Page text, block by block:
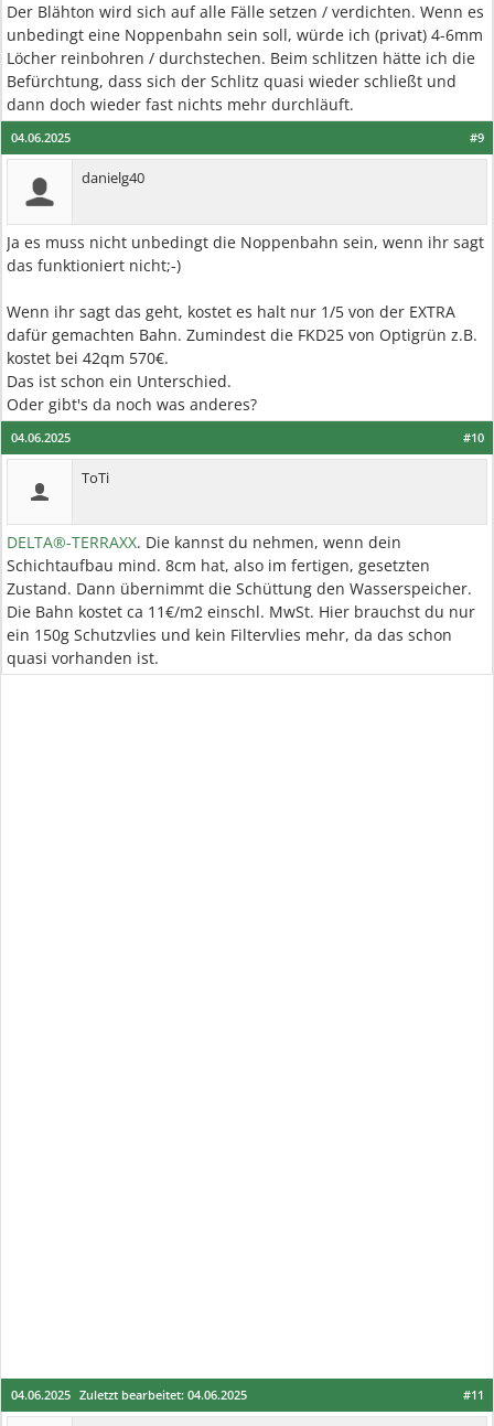
Der Blähton wird sich auf alle Fälle setzen / verdichten. Wenn es
unbedingt eine Noppenbahn sein soll, würde ich (privat) 4-6mm
Löcher reinbohren / durchstechen. Beim schlitzen hätte ich die
Befürchtung, dass sich der Schlitz quasi wieder schließt und
dann doch wieder fast nichts mehr durchläuft.
#9
04.06.2025
danielg40
Ja es muss nicht unbedingt die Noppenbahn sein, wenn ihr sagt
das funktioniert nicht;-)
Wenn ihr sagt das geht, kostet es halt nur 1/5 von der EXTRA
dafür gemachten Bahn. Zumindest die FKD25 von Optigrün z.B.
kostet bei 42qm 570€.
Das ist schon ein Unterschied.
Oder gibt's da noch was anderes?
#10
04.06.2025
ToTi
DELTA®-TERRAXX. Die kannst du nehmen, wenn dein
Schichtaufbau mind. 8cm hat, also im fertigen, gesetzten
Zustand. Dann übernimmt die Schüttung den Wasserspeicher.
Die Bahn kostet ca 11€/m2 einschl. MwSt. Hier brauchst du nur
ein 150g Schutzvlies und kein Filtervlies mehr, da das schon
quasi vorhanden ist.
#11
04.06.2025 Zuletzt bearbeitet: 04.06.2025